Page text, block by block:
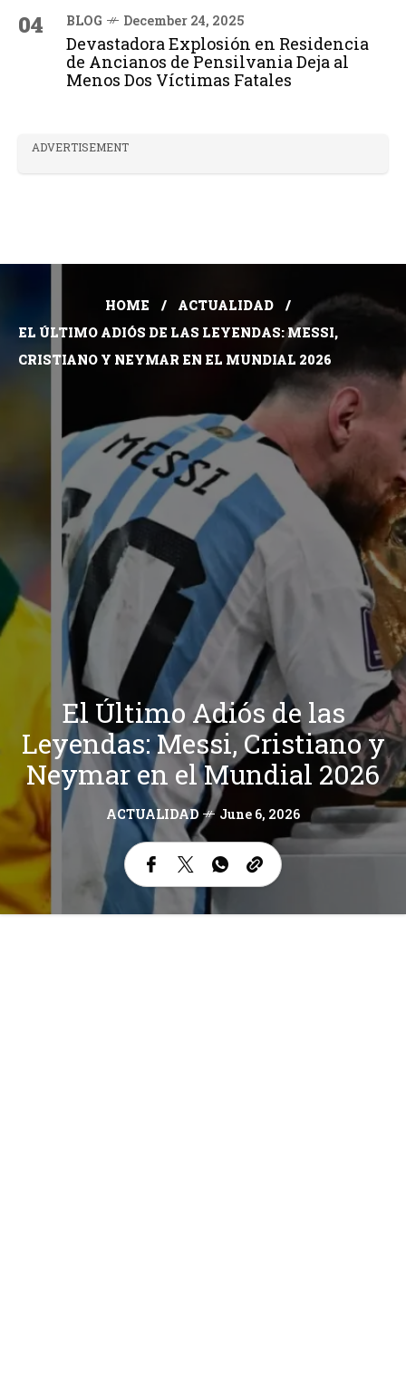
04 BLOG December 24, 2025
Devastadora Explosión en Residencia
de Ancianos de Pensilvania Deja al
Menos Dos Víctimas Fatales
ADVERTISEMENT
HOME
ACTUALIDAD
EL ÚLTIMO ADIÓS DE LAS LEYENDAS: MESSI,
CRISTIANO Y NEYMAR EN EL MUNDIAL 2026
El Último Adiós de las
Leyendas: Messi, Cristiano y
Neymar en el Mundial 2026
ACTUALIDAD June 6, 2026